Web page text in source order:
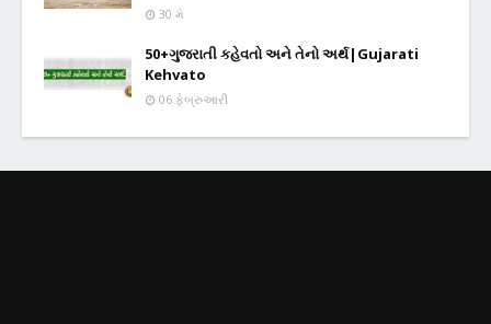
30 મે
50+ગુજરાતી કહેવતો અને તેનો અર્થ|Gujarati
Kehvato
06 ફેબ્રુઆરી